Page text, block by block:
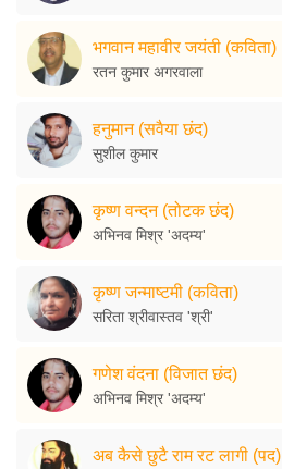
भगवान महावीर जयंती (कविता)
रतन कुमार अगरवाला
हनुमान (सवैया छंद)
सुशील कुमार
कृष्ण वन्दन (तोटक छंद)
अभिनव मिश्र 'अदम्य'
कृष्ण जन्माष्टमी (कविता)
सरिता श्रीवास्तव 'श्री'
गणेश वंदना (विजात छंद)
अभिनव मिश्र 'अदम्य'
अब कैसे छुटै राम रट लागी (पद)